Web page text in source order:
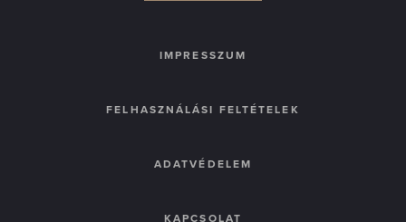
IMPRESSZUM
FELHASZNÁLÁSI FELTÉTELEK
ADATVÉDELEM
KAPCSOLAT